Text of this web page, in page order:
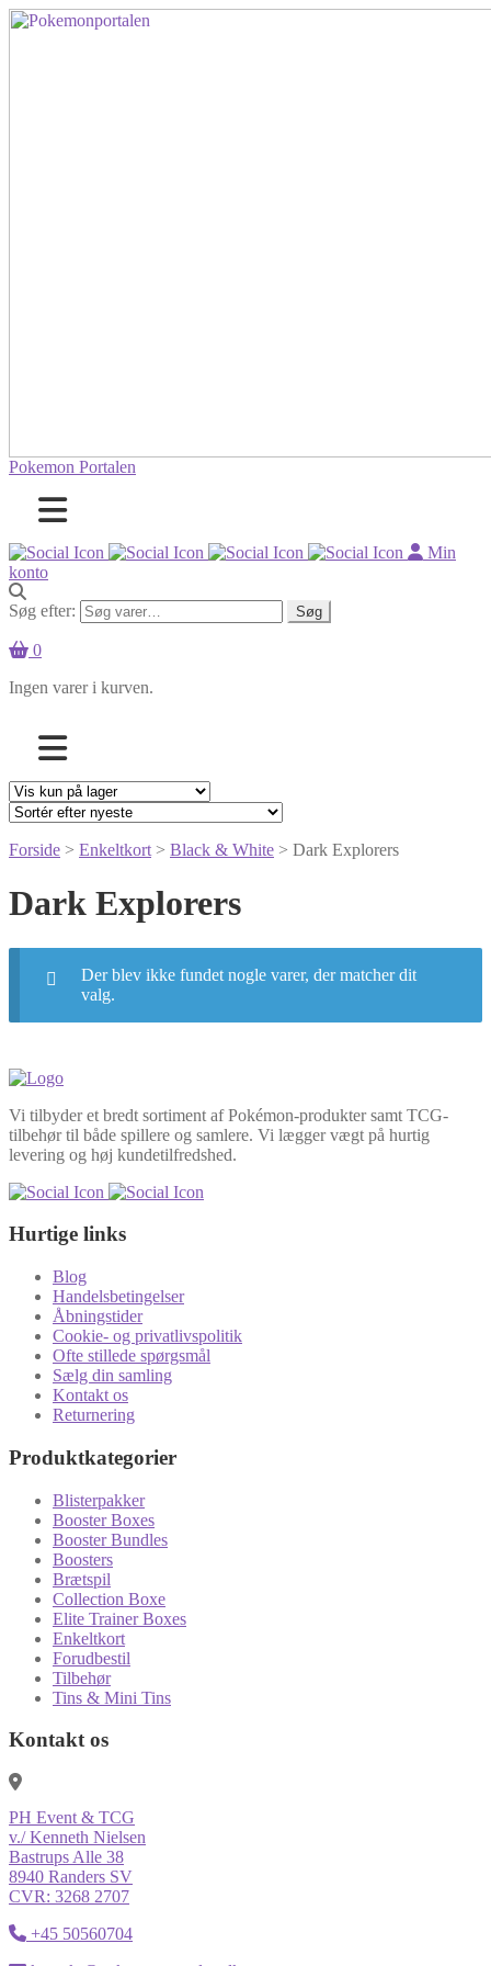
Pokemon Portalen
Min
konto
Søg efter: Søg
0
Ingen varer i kurven.
Forside > Enkeltkort > Black & White > Dark Explorers
Dark Explorers
Der blev ikke fundet nogle varer, der matcher dit
valg.
Vi tilbyder et bredt sortiment af Pokémon-produkter samt TCG-
tilbehør til både spillere og samlere. Vi lægger vægt på hurtig
levering og høj kundetilfredshed.
Hurtige links
Blog
Handelsbetingelser
Åbningstider
Cookie- og privatlivspolitik
Ofte stillede spørgsmål
Sælg din samling
Kontakt os
Returnering
Produktkategorier
Blisterpakker
Booster Boxes
Booster Bundles
Boosters
Brætspil
Collection Boxe
Elite Trainer Boxes
Enkeltkort
Forudbestil
Tilbehør
Tins & Mini Tins
Kontakt os
PH Event & TCG
v./ Kenneth Nielsen
Bastrups Alle 38
8940 Randers SV
CVR: 3268 2707
+45 50560704